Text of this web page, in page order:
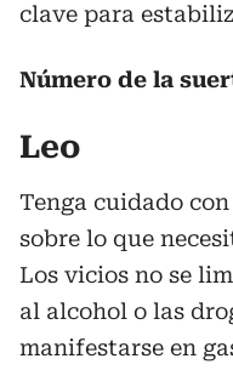
clave para
Número de la
Leo
Tenga cuidado
sobre lo que
Los vicios no se
al alcohol o las
manifestarse en